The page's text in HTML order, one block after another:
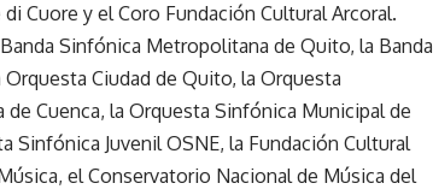
Cuore y el Coro Fundación Cultural Arcoral.
Sinfónica Metropolitana de Quito, la Banda
Ciudad de Quito, la Orquesta
Cuenca, la Orquesta Sinfónica Municipal de
Sinfónica Juvenil OSNE, la Fundación Cultural
el Conservatorio Nacional de Música del